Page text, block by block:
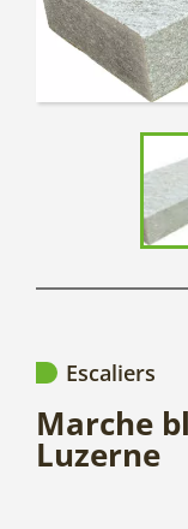
Escaliers
Marche
Luzerne